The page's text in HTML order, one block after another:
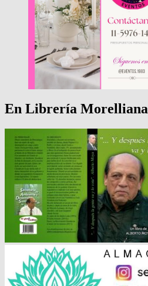
En Librería Morelliana